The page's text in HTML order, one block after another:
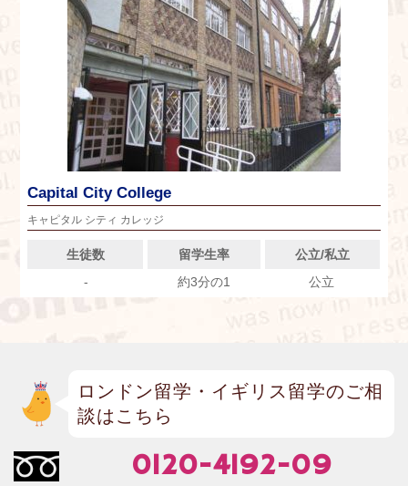
Capital City College
キャピタル シティ カレッジ
生徒数 留学生率
公立/私立
-
約3分の1 公立
ロンドン留学・イギリス留学のご相
談はこちら
0120-4192-09